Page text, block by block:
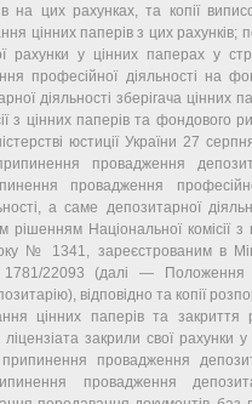
на цих рахунках, та копії
цінних паперів з цих рахунків;
рахунки у цінних паперах у
професійної діяльності на
діяльності зберігача цінних
з цінних паперів та фондового
юстиції України 27
провадження
провадження
а саме депозитарної
Національної комісії з
№ 1341, зареєстрованим в
22093 (далі — Положення
відповідно та копії
цінних паперів та закриття
закрили свої рахунки
провадження
провадження